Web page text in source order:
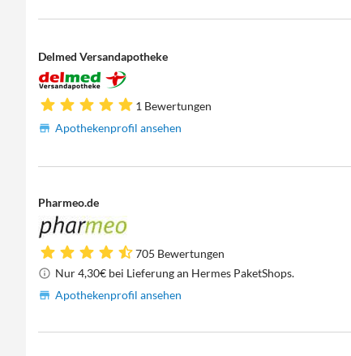
Delmed Versandapotheke
1 Bewertungen
Apothekenprofil ansehen
Pharmeo.de
705 Bewertungen
Nur 4,30€ bei Lieferung an Hermes PaketShops.
Apothekenprofil ansehen